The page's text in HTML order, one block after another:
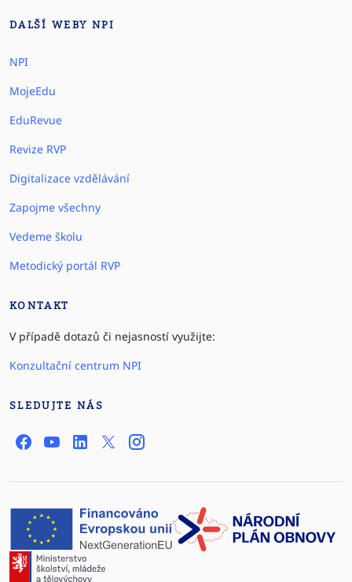
DALŠÍ WEBY NPI
NPI
MojeEdu
EduRevue
Revize RVP
Digitalizace vzdělávání
Zapojme všechny
Vedeme školu
Metodický portál RVP
KONTAKT
V případě dotazů či nejasností využijte:
Konzultační centrum NPI
SLEDUJTE NÁS